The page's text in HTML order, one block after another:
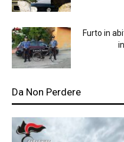
Furto in
Da Non Perdere